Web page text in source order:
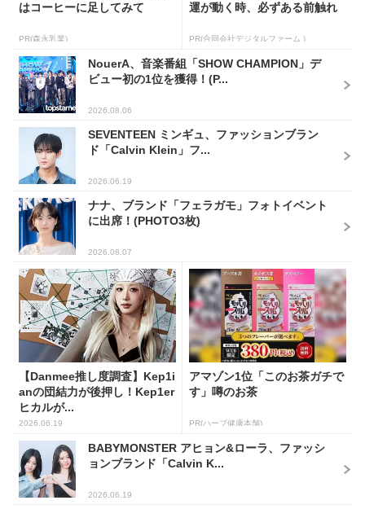
はコーヒーに足してみて
PR(森永乳業)
運が動く時、必ずある前触れ
PR(合同会社デジタルファーム )
NouerA、音楽番組「SHOW CHAMPION」デ
ビュー初の1位を獲得！(P...
2026.08.06
SEVENTEEN ミンギュ、ファッションブラン
ド「Calvin Klein」フ...
2026.06.19
ナナ、ブランド「フェラガモ」フォトイベント
に出席！(PHOTO3枚)
2026.08.07
【Danmee推し度調査】Kep1i
anの団結力が後押し！Kep1er
ヒカルが...
2026.06.19
アマゾン1位「このお茶ガチで
す」噂のお茶
PR(ハーブ健康本舗)
BABYMONSTER アヒョン&ローラ、ファッシ
ョンブランド「Calvin K...
2026.06.19